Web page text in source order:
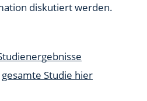
diskutiert werden.
gesamte Studie hier